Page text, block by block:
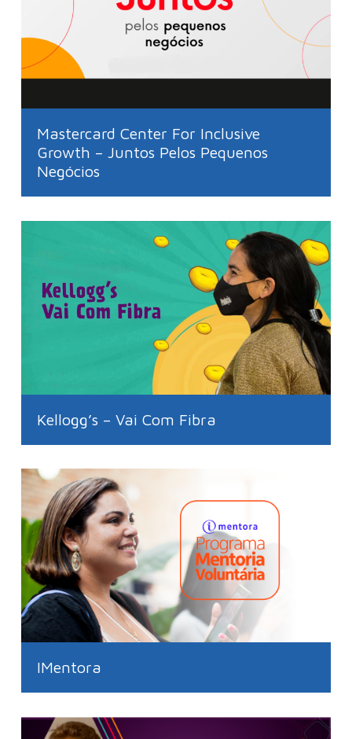
Mastercard Center For Inclusive
Growth – Juntos Pelos Pequenos
Negócios
Kellogg’s – Vai Com Fibra
IMentora